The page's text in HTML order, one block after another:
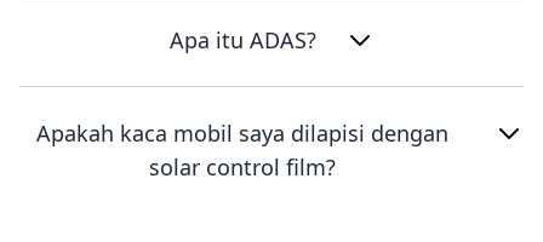
Apa itu ADAS?
Apakah kaca mobil saya dilapisi dengan
solar control film?